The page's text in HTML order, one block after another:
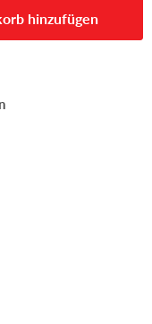
hinzufügen